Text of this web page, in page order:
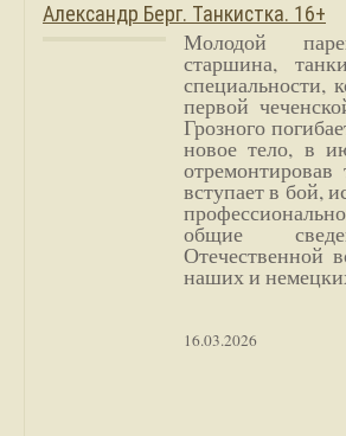
Александр Берг. Танкистка. 16+
Молодой
старшина,
специальности,
первой
Грозного
новое тело, в
вступает в бой,
общие
Отечественной
наших и
16.03.2026